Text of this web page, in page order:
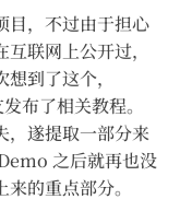
目，不过由于担心
联网上公开过，
到了这个，
布了相关教程。
，遂提取一部分来
之后就再也没
的重点部分。